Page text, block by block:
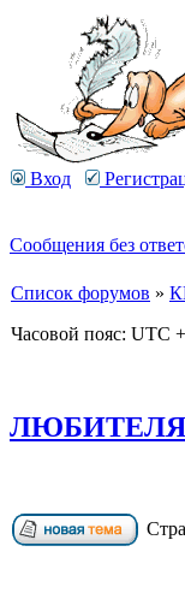
Вход
Сообщения без
Список форумов »
Часовой пояс: UTC